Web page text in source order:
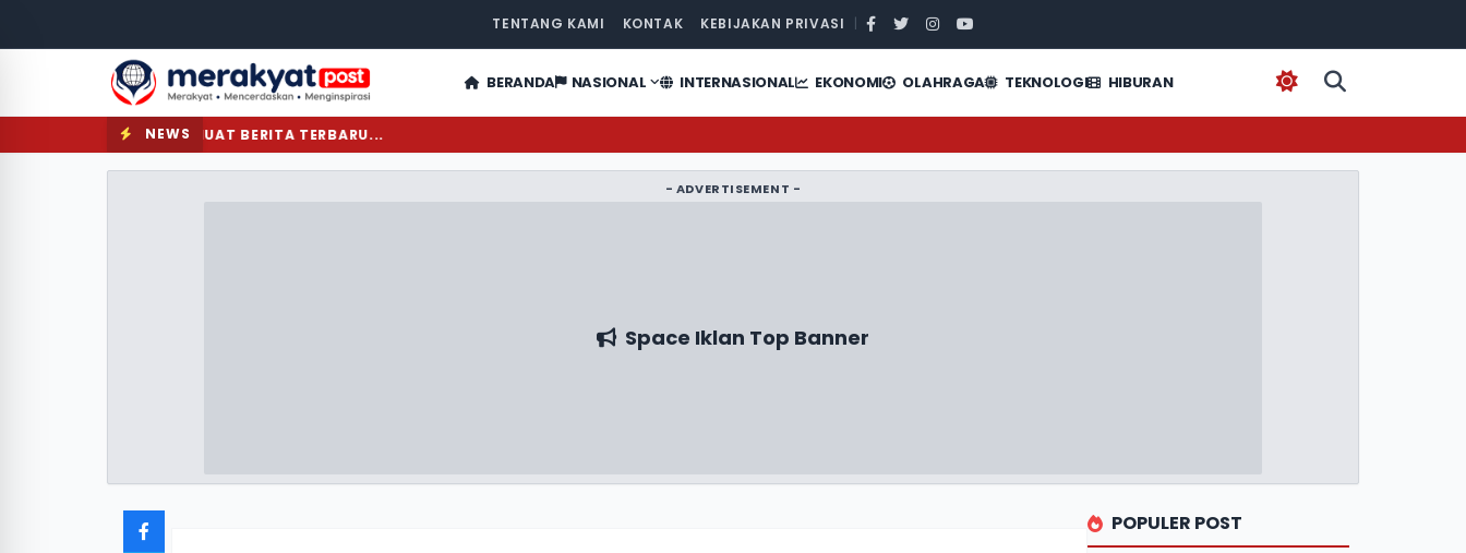
TENTANG KAMI KONTAK KEBIJAKAN PRIVASI
BERANDA NASIONAL INTERNASIONAL EKONOMI OLAHRAGA TEKNOLOGI HIBURAN
NEWSMEMUAT BERITA TERBARU...
- ADVERTISEMENT -
Space Iklan Top Banner
POPULER POST